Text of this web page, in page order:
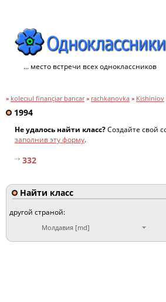
... место встречи всех одноклассников
» kolecıul finançiar bancar» rachkanovka » Kishiniov
1994
Не удалось найти класс?Создайте свой
заполнив эту форму.
332
Найти класс
другой страной:
Молдавия [md]